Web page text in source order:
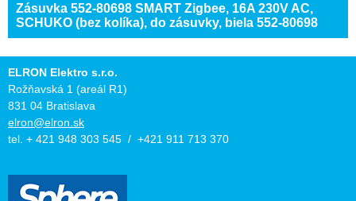
Zásuvka 552-80698 SMART Zigbee, 16A 230V AC,
SCHUKO (bez kolíka), do zásuvky, biela 552-80698
ELRON Elektro s.r.o.
Rožňavská 1 (areál R1)
831 04 Bratislava
elron@elron.sk
tel. + 421 948 303 545 / +421 911 713 370